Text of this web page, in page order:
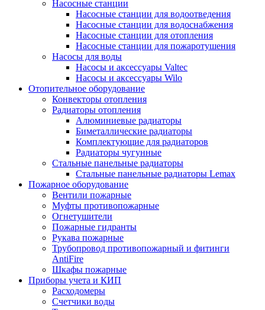
Насосные станции
Насосные станции для водоотведения
Насосные станции для водоснабжения
Насосные станции для отопления
Насосные станции для пожаротушения
Насосы для воды
Насосы и аксессуары Valtec
Насосы и аксессуары Wilo
Отопительное оборудование
Конвекторы отопления
Радиаторы отопления
Алюминиевые радиаторы
Биметаллические радиаторы
Комплектующие для радиаторов
Радиаторы чугунные
Стальные панельные радиаторы
Стальные панельные радиаторы Lemax
Пожарное оборудование
Вентили пожарные
Муфты противопожарные
Огнетушители
Пожарные гидранты
Рукава пожарные
Трубопровод противопожарный и фитинги
AntiFire
Шкафы пожарные
Приборы учета и КИП
Расходомеры
Счетчики воды